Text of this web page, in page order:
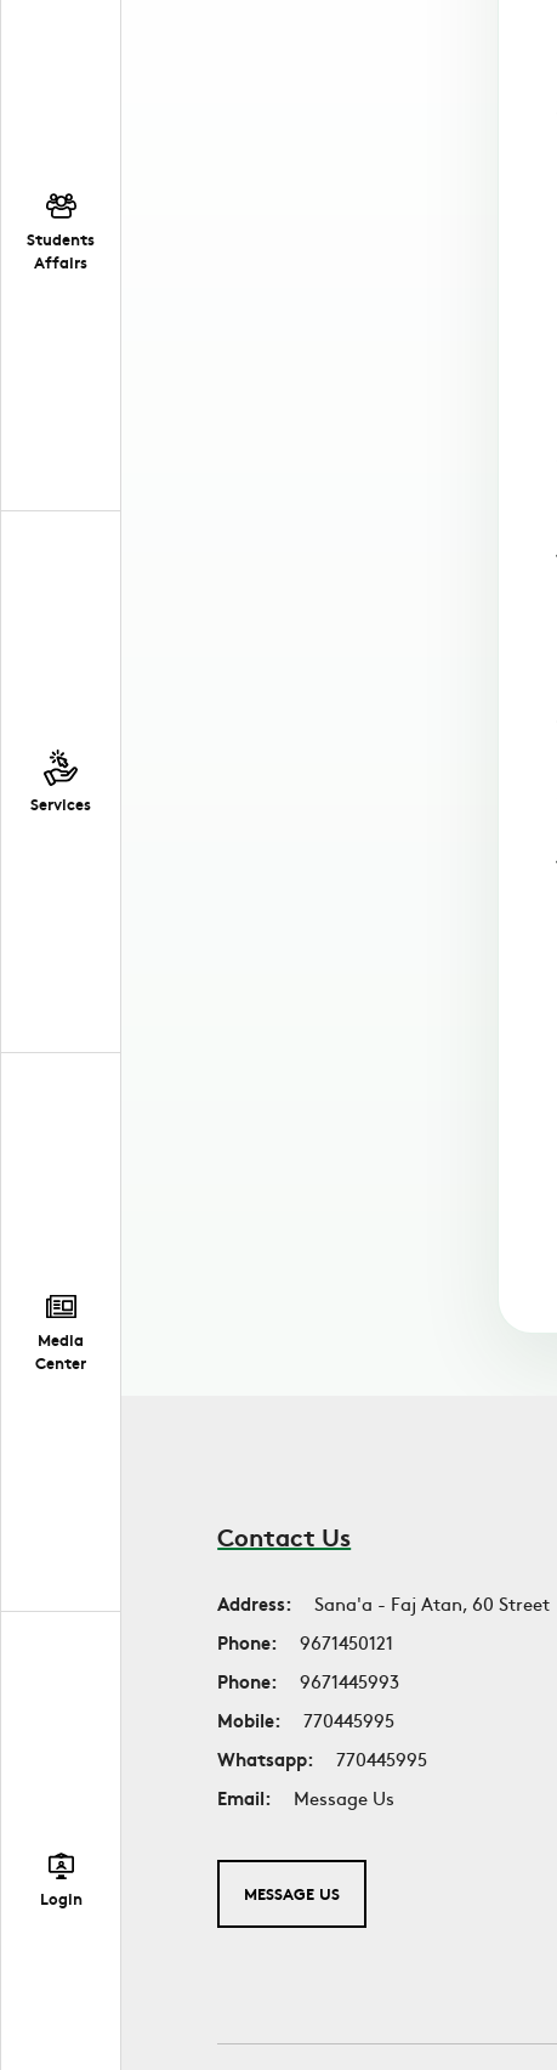
Students
Affairs
Services
Media
Center
Login
Contact Us
Address:
Sana'a - Faj Atan, 60 Street
Phone:
9671450121
Phone:
9671445993
Mobile:
770445995
Whatsapp:
770445995
Email:
Message Us
MESSAGE US